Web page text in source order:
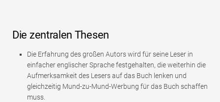
Die zentralen Thesen
Die Erfahrung des großen Autors wird für seine Leser in
einfacher englischer Sprache festgehalten, die weiterhin die
Aufmerksamkeit des Lesers auf das Buch lenken und
gleichzeitig Mund-zu-Mund-Werbung für das Buch schaffen
muss.